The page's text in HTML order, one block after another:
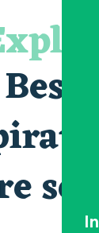
à Saint-
La Pénissière
Tail
Vignoble
de la Verrie
chez mois"
maison
de la
à Saint-